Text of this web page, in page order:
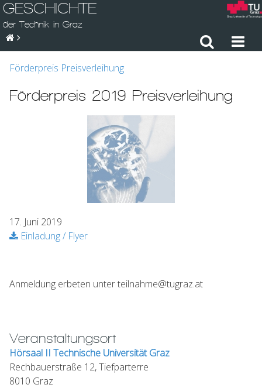
GESCHICHTE
der Technik in Graz
Förderpreis Preisverleihung
Förderpreis 2019 Preisverleihung
17. Juni 2019
Einladung / Flyer
Anmeldung erbeten unter teilnahme@tugraz.at
Veranstaltungsort
Hörsaal II Technische Universität Graz
Rechbauerstraße 12, Tiefparterre
8010 Graz